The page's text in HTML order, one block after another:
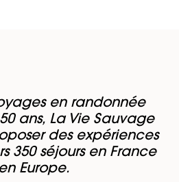
en randonnée
ans, La Vie Sauvage
des expériences
350 séjours en France
Europe.